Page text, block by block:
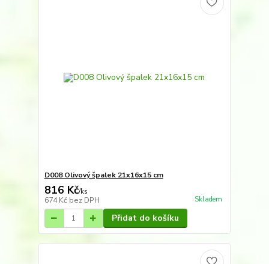
D008 Olivový špalek 21x16x15 cm
816 Kč/ks
674 Kč bez DPH Skladem
Přidat do košíku